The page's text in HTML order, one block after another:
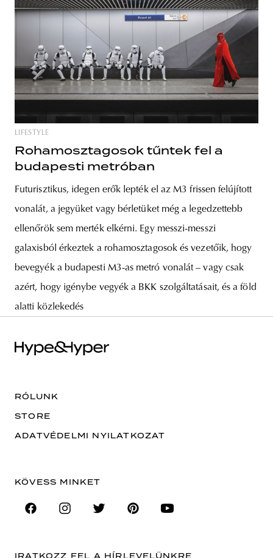
LIFESTYLE
Rohamosztagosok tűntek fel a
budapesti metróban
Futurisztikus, idegen erők lepték el az M3 frissen felújított
vonalát, a jegyüket vagy bérletüket még a legedzettebb
ellenőrök sem merték elkérni. Egy messzi-messzi
galaxisból érkeztek a rohamosztagosok és vezetőik, hogy
bevegyék a budapesti M3-as metró vonalát – vagy csak
azért, hogy igénybe vegyék a BKK szolgáltatásait, és a föld
alatti közlekedés
RÓLUNK
STORE
ADATVÉDELMI NYILATKOZAT
KÖVESS MINKET
IRATKOZZ FEL A HÍRLEVELÜNKRE